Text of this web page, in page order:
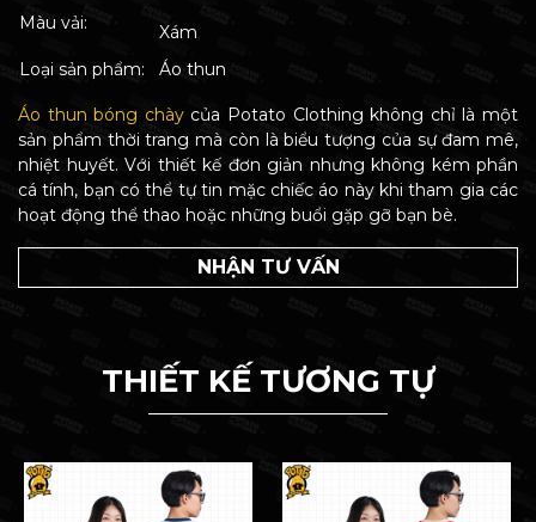
Màu vải:
Xám
Loại sản phẩm:
Áo thun
Áo thun bóng chàycủa Potato Clothing không chỉ là một
sản phẩm thời trang mà còn là biểu tượng của sự đam mê,
nhiệt huyết. Với thiết kế đơn giản nhưng không kém phần
cá tính, bạn có thể tự tin mặc chiếc áo này khi tham gia các
hoạt động thể thao hoặc những buổi gặp gỡ bạn bè.
NHẬN TƯ VẤN
THIẾT KẾ TƯƠNG TỰ